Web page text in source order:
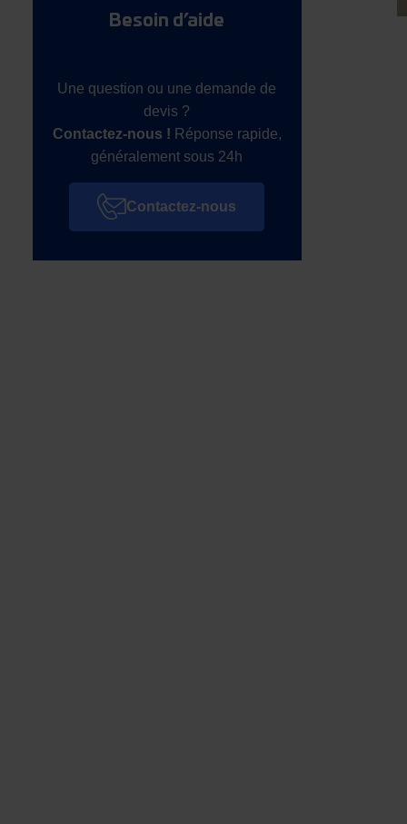
Besoin d’aide
Une question ou une demande de
devis ?
Contactez-nous ! Réponse rapide,
généralement sous 24h
Contactez-nous